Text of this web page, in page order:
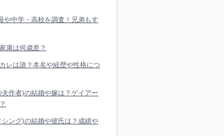
や中学・高校を調査！兄弟もす
康は何歳差？
レは誰？本名や経歴や性格につ
作者)の結婚や嫁は？ゲイアー
ング)の結婚や彼氏は？成績や